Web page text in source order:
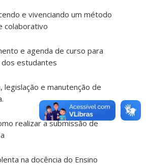
e vivenciando um método
colaborativo
e agenda de curso para
estudantes
legislação e manutenção de
realizar a submissão de
na docência do Ensino